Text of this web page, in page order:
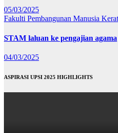
05/03/2025
Fakulti Pembangunan Manusia
STAM laluan ke pengajian agama
04/03/2025
ASPIRASI UPSI 2025 HIGHLIGHTS